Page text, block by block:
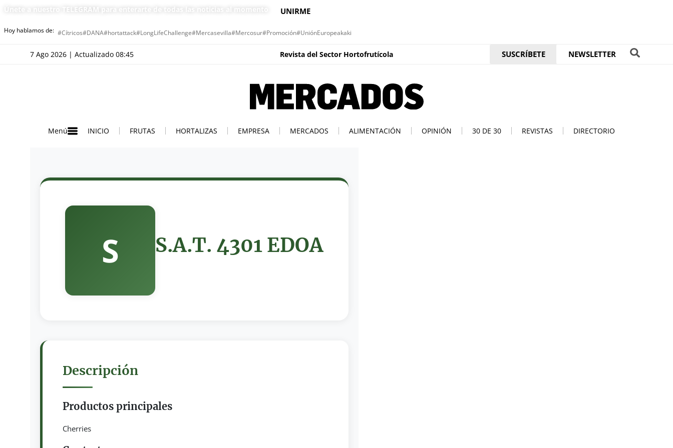
Únete a nuestro TELEGRAM para enterarte de todas las noticias al momento UNIRME
Hoy hablamos de: #Cítricos#DANA#hortattack#LongLifeChallenge#Mercasevilla#Mercosur#Promoción#UniónEuropeakaki
7 Ago 2026 | Actualizado 08:45 Revista del Sector Hortofrutícola SUSCRÍBETE NEWSLETTER
Menú INICIO FRUTAS HORTALIZAS EMPRESA MERCADOS ALIMENTACIÓN OPINIÓN 30 DE 30 REVISTAS DIRECTORIO
S S.A.T. 4301 EDOA
Descripción
Productos principales
Cherries